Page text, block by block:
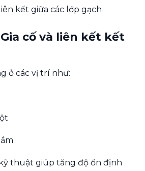
kết giữa các lớp gạch
cố và liên kết kết
ở các vị trí như:
thuật giúp tăng độ ổn định